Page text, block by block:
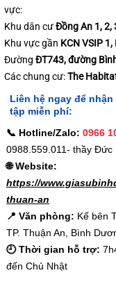
vực:
Khu dân cưĐồng An 1, 2,
Khu vực gần KCN VSIP
Đường ĐT743, đường
Các chung cư:The
Liên hệ ngay để
tập miễn phí:
📞 Hotline/Zalo: 0966
0988.559.011- thầy Đức
🌐 Website:
https://
thuan-an
📍 Văn phòng: Kế bên
TP. Thuận An, Bình
🕘 Thời gian hỗ trợ:
đến Chủ Nhật